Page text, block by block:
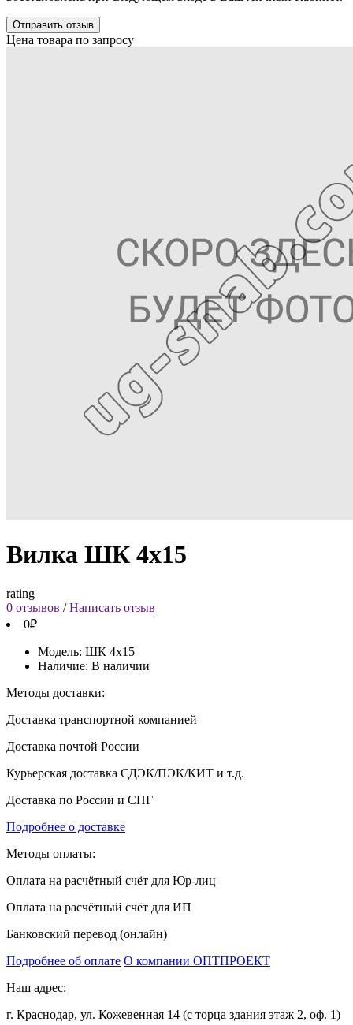
Отправить отзыв
Цена товара по запросу
Вилка ШК 4х15
rating
0 отзывов /Написать отзыв
0₽
Модель: ШК 4х15
Наличие: В наличии
Методы доставки:
Доставка транспортной компанией
Доставка почтой России
Курьерская доставка СДЭК/ПЭК/КИТ и т.д.
Доставка по России и СНГ
Подробнее о доставке
Методы оплаты:
Оплата на расчётный счёт для Юр-лиц
Оплата на расчётный счёт для ИП
Банковский перевод (онлайн)
Подробнее об оплате О компании ОПТПРОЕКТ
Наш адрес:
г. Краснодар, ул. Кожевенная 14 (с торца здания этаж 2, оф. 1)